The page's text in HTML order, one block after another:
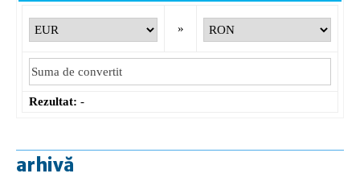
»
Rezultat: -
arhivă